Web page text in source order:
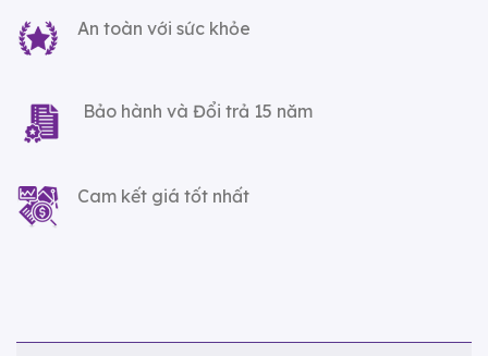
An toàn với sức khỏe
Bảo hành và Đổi trả 15 năm
Cam kết giá tốt nhất